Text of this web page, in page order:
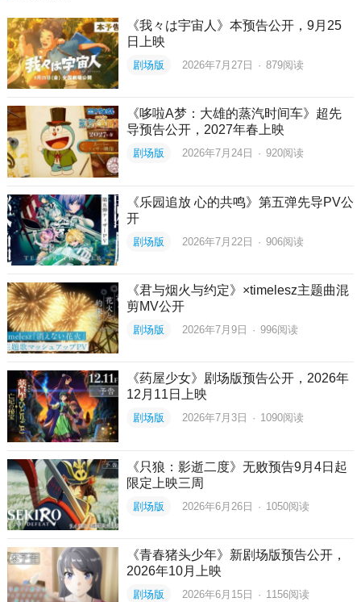
《我々は宇宙人》本预告公开，9月25
日上映
剧场版 2026年7月27日 · 879阅读
《哆啦A梦：大雄的蒸汽时间车》超先
导预告公开，2027年春上映
剧场版 2026年7月24日 · 920阅读
《乐园追放 心的共鸣》第五弹先导PV公
开
剧场版 2026年7月22日 · 906阅读
《君与烟火与约定》×timelesz主题曲混
剪MV公开
剧场版 2026年7月9日 · 996阅读
《药屋少女》剧场版预告公开，2026年
12月11日上映
剧场版 2026年7月3日 · 1090阅读
《只狼：影逝二度》无败预告9月4日起
限定上映三周
剧场版 2026年6月26日 · 1050阅读
《青春猪头少年》新剧场版预告公开，
2026年10月上映
剧场版 2026年6月15日 · 1156阅读